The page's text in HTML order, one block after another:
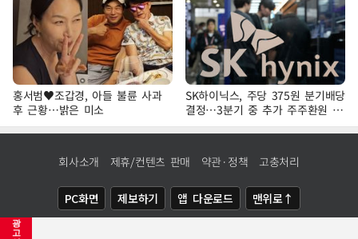
광
고
홍서범♥조갑경, 아들 불륜 사과
후 근황…밝은 미소
SK하이닉스, 주당 375원 분기배당
결정…3분기 중 추가 주주환원 발
표
회사소개 제휴/컨텐츠 판매 약관·정책 고충처리
PC화면 제보하기 앱 다운로드 맨위로↑